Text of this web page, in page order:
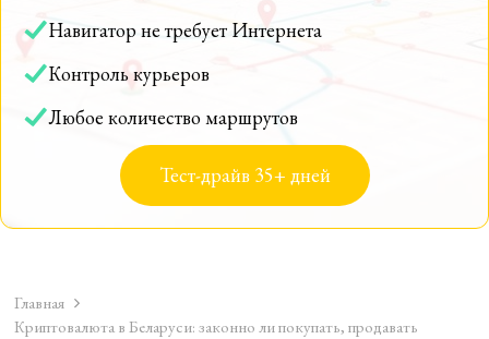
Навигатор не требует Интернета
Контроль курьеров
Любое количество маршрутов
Тест-драйв 35+ дней
Главная
Криптовалюта в Беларуси: законно ли покупать, продавать